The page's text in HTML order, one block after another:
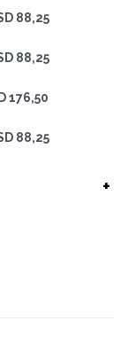
88,25
88,25
176,50
88,25